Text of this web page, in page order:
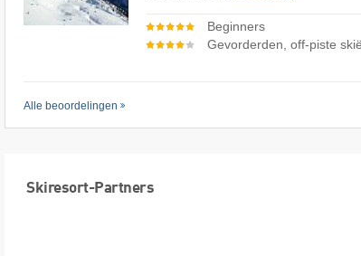
Beginners
Gevorderden, off-piste
Alle beoordelingen
Skiresort-Partners